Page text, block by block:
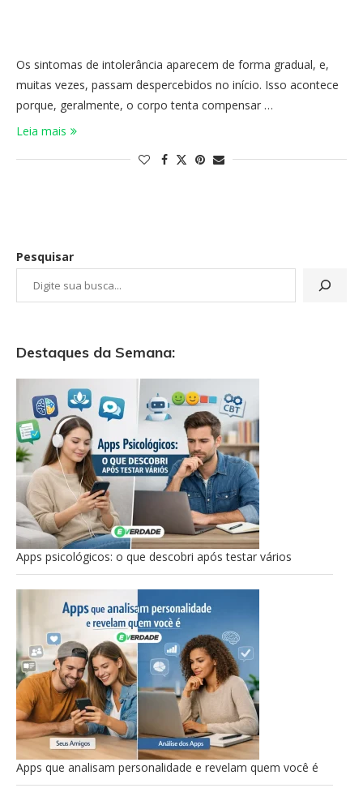
Os sintomas de intolerância aparecem de forma gradual, e,
muitas vezes, passam despercebidos no início. Isso acontece
porque, geralmente, o corpo tenta compensar …
Leia mais
Pesquisar
Destaques da Semana:
Apps psicológicos: o que descobri após testar vários
Apps que analisam personalidade e revelam quem você é